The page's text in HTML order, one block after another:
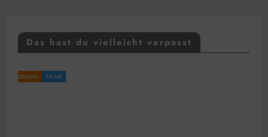
Das hast du vielleicht verpasst